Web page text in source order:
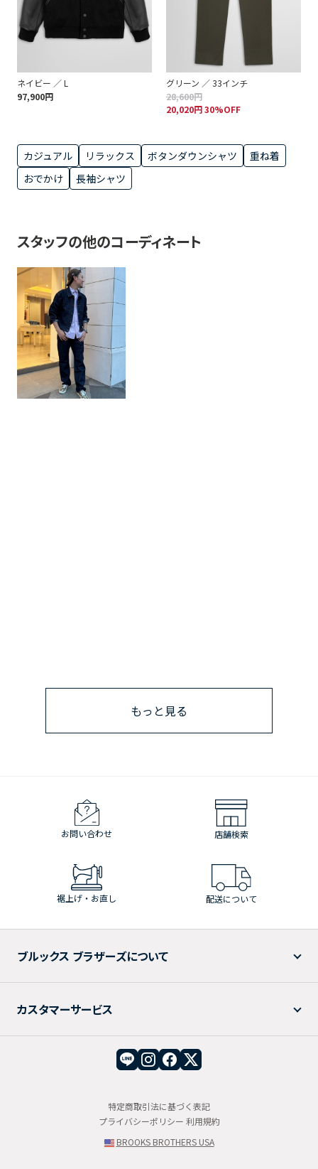
ネイビー ／ L
97,900円
グリーン ／ 33インチ
28,600円
20,020円 30%OFF
カジュアル リラックス ボタンダウンシャツ
重ね着
おでかけ
長袖シャツ
スタッフの他のコーディネート
もっと見る
お問い合わせ 店舗検索
裾上げ・お直し 配送について
ブルックス ブラザーズについて
カスタマーサービス
特定商取引法に基づく表記
プライバシーポリシー 利用規約
BROOKS BROTHERS USA